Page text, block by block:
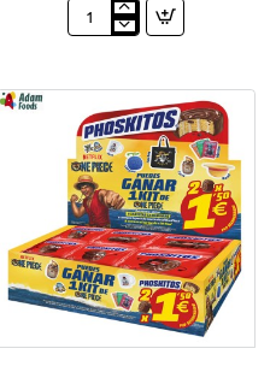
Milka
92
(4Uds)